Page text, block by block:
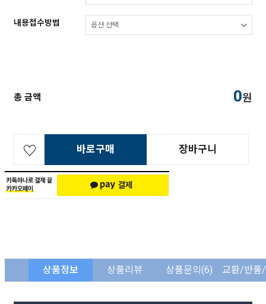
내용접수방법
총 금액 0원
바로구매 장바구니
상품정보 상품리뷰 상품문의(6) 교환/반품